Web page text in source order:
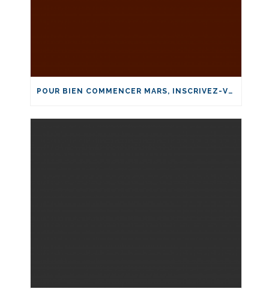
POUR BIEN COMMENCER MARS, INSCRIVEZ-VOUS ET FORMEZ-VOUS EN LA-SANTÉ!